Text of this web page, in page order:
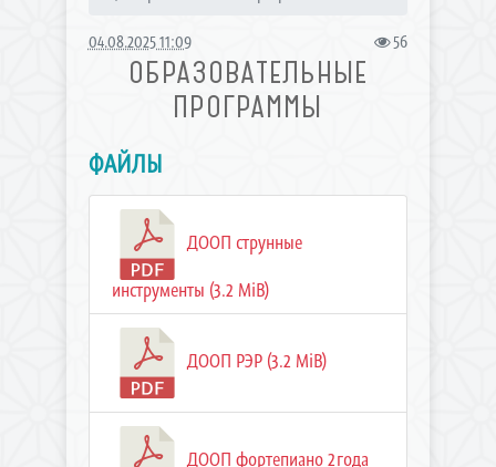
04.08.2025 11:09 56
ОБРАЗОВАТЕЛЬНЫЕ
ПРОГРАММЫ
ФАЙЛЫ
ДООП струнные
инструменты (3.2 MiB)
ДООП РЭР (3.2 MiB)
ДООП фортепиано 2года